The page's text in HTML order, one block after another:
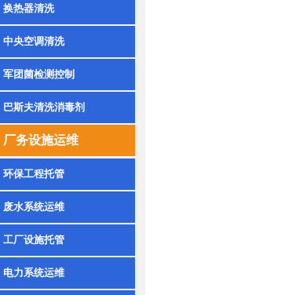
换热器清洗
中央空调清洗
军团菌检测控制
巴斯夫清洗消毒剂
厂务设施运维
环保工程托管
废水系统运维
工厂设施托管
电力系统运维